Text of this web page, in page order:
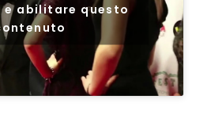
e abilitare questo